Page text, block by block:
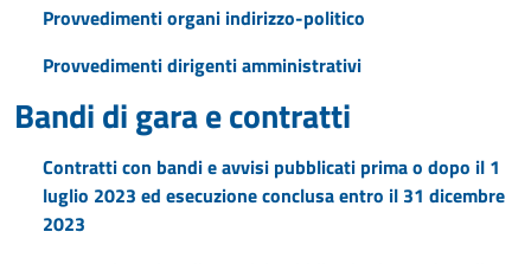
Provvedimenti organi indirizzo-politico
Provvedimenti dirigenti amministrativi
Bandi di gara e contratti
Contratti con bandi e avvisi pubblicati prima o dopo il 1
luglio 2023 ed esecuzione conclusa entro il 31 dicembre
2023